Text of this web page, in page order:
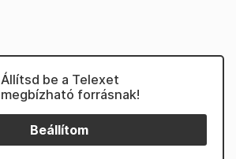
Állítsd be a Telexet
megbízható forrásnak!
Beállítom